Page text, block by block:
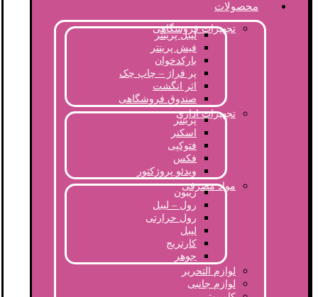
محصولات
تجهیزات فروشگاهی
لیبل پرینتر
فیش پرینتر
بارکدخوان
پر فراژ – چاپ چک
اثر انگشت
صندوق فروشگاهی
تجهیزات اداری
پرینتر
اسکنر
فتوکپی
فکس
ویدئو پروژکتور
مواد مصرفی
ریبون
رول – لیبل
رول حرارتی
لیبل
کارتریج
جوهر
لوازم التحریر
لوازم جانبی